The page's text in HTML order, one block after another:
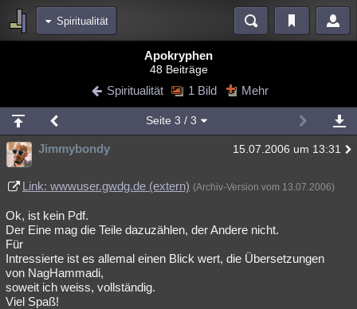
Spiritualität
Blogs
Chat Wiki Neuigkeiten
meine Rubriken
Menschen Wissenschaft Mystery Kriminalfälle
Spiritualität Verschwörungen Technologie Ufologie
Natur Umfragen
weitere Rubriken
Philosophie Träume Orte Esoterik Literatur
Astronomie Helpdesk
Apokryphen
48 Beiträge
Spiritualität 1 Bild Mehr
Seite 3 / 3
Jimmybondy 15.07.2006 um 13:31
Link: wwwuser.gwdg.de (extern) (Archiv-Version vom 13.07.2006)
Ok, ist kein Pdf.
Der Eine mag die Teile dazuzählen, der Andere nicht.
Für
Intressierte ist es allemal einen Blick wert, die Übersetzungen
von NagHammadi,
soweit ich weiss, vollständig.
Viel Spaß!